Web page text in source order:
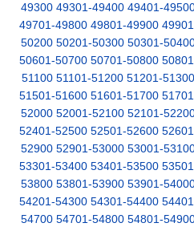
49300 49301-49400 49401-
49701-49800 49801-49900
50200 50201-50300 50301-
50601-50700 50701-50800
51100 51101-51200 51201-51300
51501-51600 51601-51700
52000 52001-52100 52101-
52401-52500 52501-52600
52900 52901-53000 53001-
53301-53400 53401-53500
53800 53801-53900 53901-
54201-54300 54301-54400
54700 54701-54800 54801-